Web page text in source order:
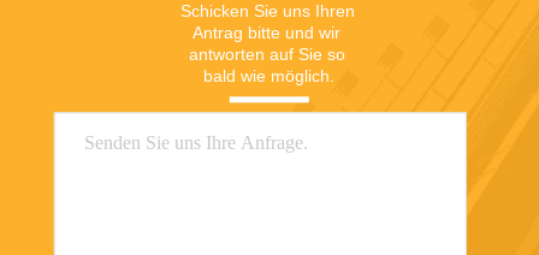
Schicken Sie uns Ihren
Antrag bitte und wir
antworten auf Sie so
bald wie möglich.